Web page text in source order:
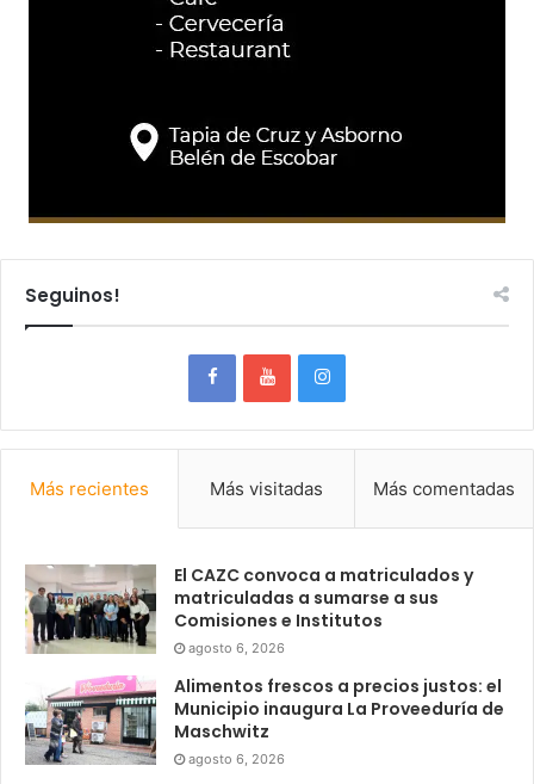
Seguinos!
Más recientes Más visitadas Más comentadas
El CAZC convoca a matriculados y
matriculadas a sumarse a sus
Comisiones e Institutos
agosto 6, 2026
Alimentos frescos a precios justos: el
Municipio inaugura La Proveeduría de
Maschwitz
agosto 6, 2026